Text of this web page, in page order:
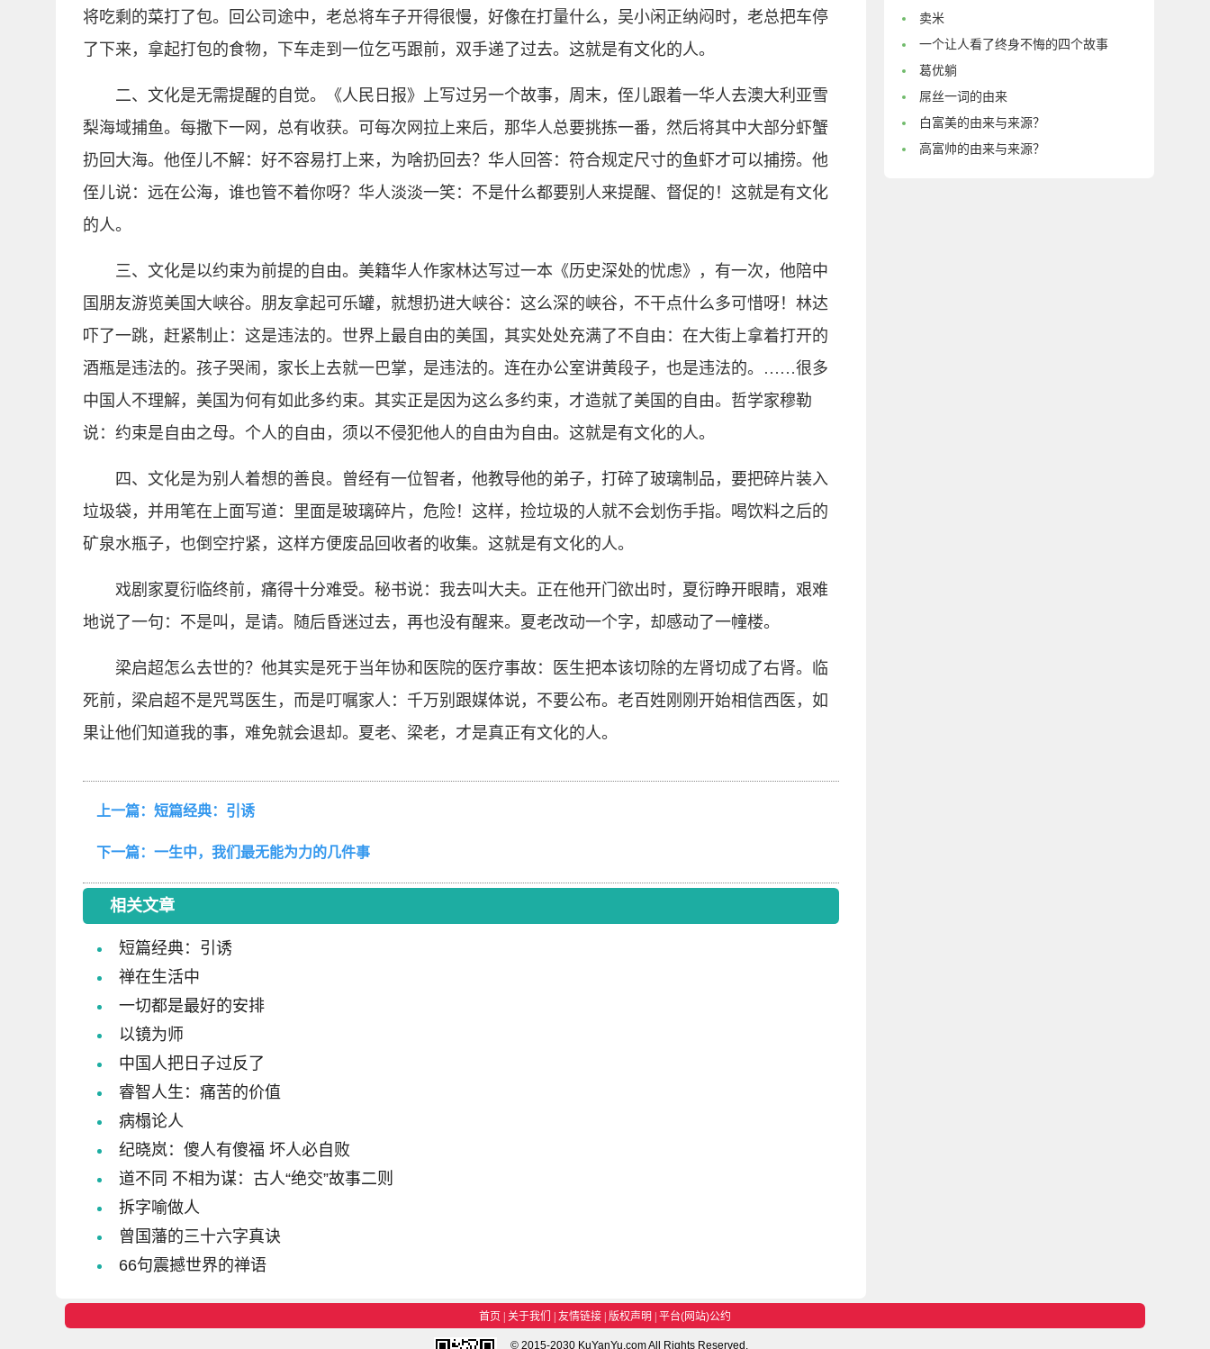
将吃剩的菜打了包。回公司途中，老总将车子开得很慢，好像在打量什么，吴小闲正纳闷时，老总把车停
了下来，拿起打包的食物，下车走到一位乞丐跟前，双手递了过去。这就是有文化的人。
二、文化是无需提醒的自觉。《人民日报》上写过另一个故事，周末，侄儿跟着一华人去澳大利亚雪
梨海域捕鱼。每撒下一网，总有收获。可每次网拉上来后，那华人总要挑拣一番，然后将其中大部分虾蟹
扔回大海。他侄儿不解：好不容易打上来，为啥扔回去？华人回答：符合规定尺寸的鱼虾才可以捕捞。他
侄儿说：远在公海，谁也管不着你呀？华人淡淡一笑：不是什么都要别人来提醒、督促的！这就是有文化
的人。
三、文化是以约束为前提的自由。美籍华人作家林达写过一本《历史深处的忧虑》，有一次，他陪中
国朋友游览美国大峡谷。朋友拿起可乐罐，就想扔进大峡谷：这么深的峡谷，不干点什么多可惜呀！林达
吓了一跳，赶紧制止：这是违法的。世界上最自由的美国，其实处处充满了不自由：在大街上拿着打开的
酒瓶是违法的。孩子哭闹，家长上去就一巴掌，是违法的。连在办公室讲黄段子，也是违法的。……很多
中国人不理解，美国为何有如此多约束。其实正是因为这么多约束，才造就了美国的自由。哲学家穆勒
说：约束是自由之母。个人的自由，须以不侵犯他人的自由为自由。这就是有文化的人。
四、文化是为别人着想的善良。曾经有一位智者，他教导他的弟子，打碎了玻璃制品，要把碎片装入
垃圾袋，并用笔在上面写道：里面是玻璃碎片，危险！这样，捡垃圾的人就不会划伤手指。喝饮料之后的
矿泉水瓶子，也倒空拧紧，这样方便废品回收者的收集。这就是有文化的人。
戏剧家夏衍临终前，痛得十分难受。秘书说：我去叫大夫。正在他开门欲出时，夏衍睁开眼睛，艰难
地说了一句：不是叫，是请。随后昏迷过去，再也没有醒来。夏老改动一个字，却感动了一幢楼。
梁启超怎么去世的？他其实是死于当年协和医院的医疗事故：医生把本该切除的左肾切成了右肾。临
死前，梁启超不是咒骂医生，而是叮嘱家人：千万别跟媒体说，不要公布。老百姓刚刚开始相信西医，如
果让他们知道我的事，难免就会退却。夏老、梁老，才是真正有文化的人。
上一篇： 短篇经典：引诱
下一篇： 一生中，我们最无能为力的几件事
相关文章
短篇经典：引诱
禅在生活中
一切都是最好的安排
以镜为师
中国人把日子过反了
睿智人生：痛苦的价值
病榻论人
纪晓岚：傻人有傻福 坏人必自败
道不同 不相为谋：古人“绝交”故事二则
拆字喻做人
曾国藩的三十六字真诀
66句震撼世界的禅语
卖米
一个让人看了终身不悔的四个故事
葛优躺
屌丝一词的由来
白富美的由来与来源？
高富帅的由来与来源？
首页 关于我们 友情链接 版权声明 平台(网站)公约
© 2015-2030 KuYanYu.com All Rights Reserved.